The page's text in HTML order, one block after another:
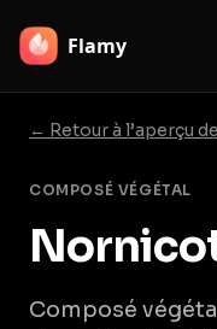
Flamy
← Retour à l’aperçu
COMPOSÉ VÉGÉTAL
Composé